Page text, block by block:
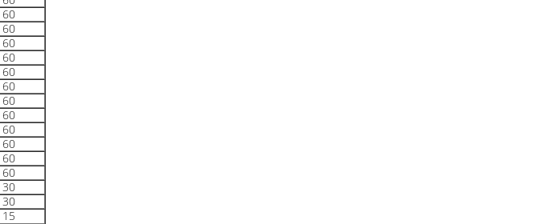
60
60
60
60
60
60
60
60
60
60
60
60
30
30
15